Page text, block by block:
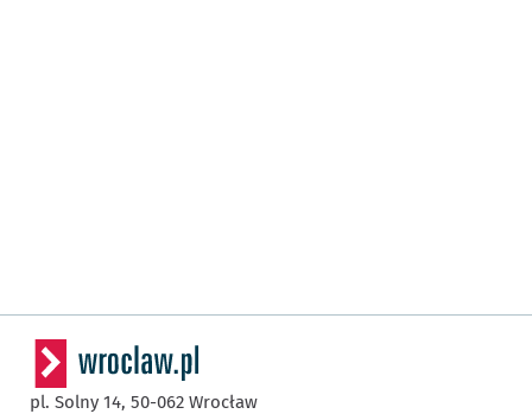
pl. Solny 14, 50-062 Wrocław